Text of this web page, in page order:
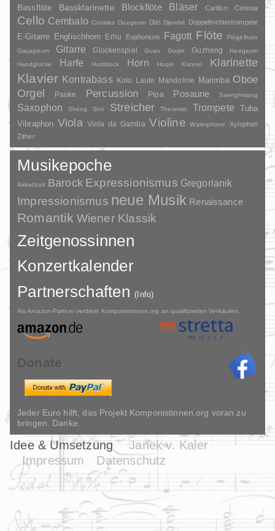
Bassflöte Bassklarinette Blockflöte Bläser Carillon Celesta
Cello Cembalo Crotales Daegeum Dizi Djembé Doppeltrichtertrompete
E-Gitarre Englischhorn Erhu Euphonium Fagott Flöte
Flügelhorn
Gayageum
Gitarre Glockenspiel Guan Guqin Guzheng
Haegeum
Handglocke
Harfe Holzblock Horn Huqin Kannel Klarinette
Klavier Kontrabass Koto Laute Mandoline Marimba Oboe
Orgel Pauke Percussion Pipa Posaune Saenghwang
Saxophon Sheng Shō Streicher Theremin Trompete
Tuba
Vibraphon Viola Viola da Gamba Violine Waterphone
Xylophon
Zither
Musikepoche
Akkadzeit Barock Expressionismus Gregorianik
Impressionismus neue Musik Renaissance
Romantik Wiener Klassik
Zeitgenossinnen
Konzertkalender
Partnerschaften(Info)
Als Amazon-Partner verdient Komponistinnen.org an qualifizierten Verkäufen.
Donate
Jeder Euro hilft, das Projekt Komponistinnen.org voran zu
bringen. Danke.
Idee & Umsetzung
Janek v. Kaler
Impressum
Datenschutz